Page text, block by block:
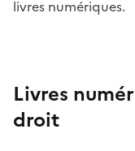
livres numériques.
Livres
droit